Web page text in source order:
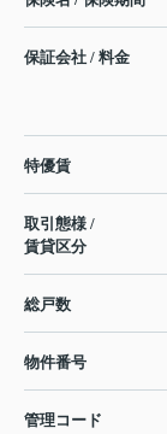
保証会社 / 料金
特優賃
取引態様 /
賃貸区分
総戸数
物件番号
管理コード